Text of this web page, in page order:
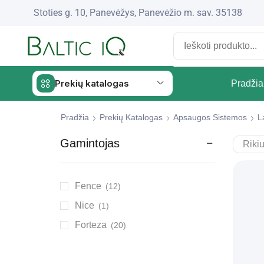
Stoties g. 10, Panevėžys, Panevėžio m. sav. 35138
Prekių katalogas Pradžia
Pradžia Prekių Katalogas Apsaugos Sistemos
Gamintojas
Fence (12)
Nice (1)
Forteza (20)